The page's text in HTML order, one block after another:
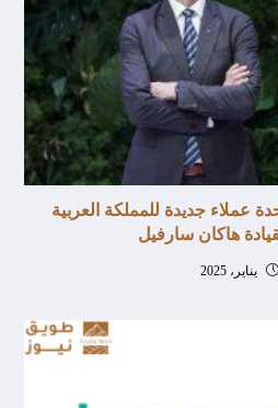
عملاء جديدة للمملكة العربية
هاكان سارفيل